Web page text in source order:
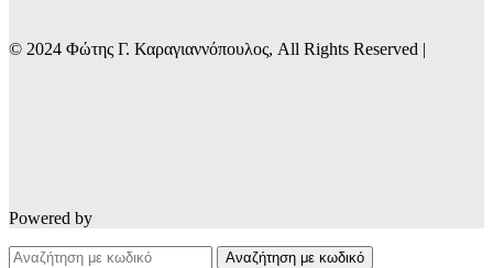
© 2024 Φώτης Γ. Καραγιαννόπουλος, All Rights Reserved |
Powered by
Αναζήτηση με κωδικό